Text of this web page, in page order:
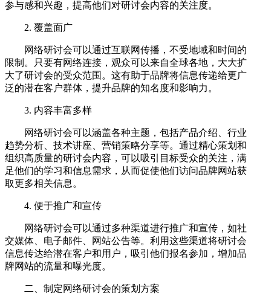
参与感和兴趣，提高他们对研讨会内容的关注度。
2. 覆盖面广
网络研讨会可以通过互联网传播，不受地域和时间的
限制。只要有网络连接，观众可以来自全球各地，大大扩
大了研讨会的受众范围。这有助于品牌将信息传递给更广
泛的潜在客户群体，提升品牌的知名度和影响力。
3. 内容丰富多样
网络研讨会可以涵盖各种主题，包括产品介绍、行业
趋势分析、技术讲座、营销策略分享等。通过精心策划和
组织高质量的研讨会内容，可以吸引目标受众的关注，满
足他们的学习和信息需求，从而促使他们访问品牌网站获
取更多相关信息。
4. 便于推广和宣传
网络研讨会可以通过多种渠道进行推广和宣传，如社
交媒体、电子邮件、网站公告等。利用这些渠道将研讨会
信息传达给潜在客户和用户，吸引他们报名参加，增加品
牌网站的流量和曝光度。
二、制定网络研讨会的策划方案